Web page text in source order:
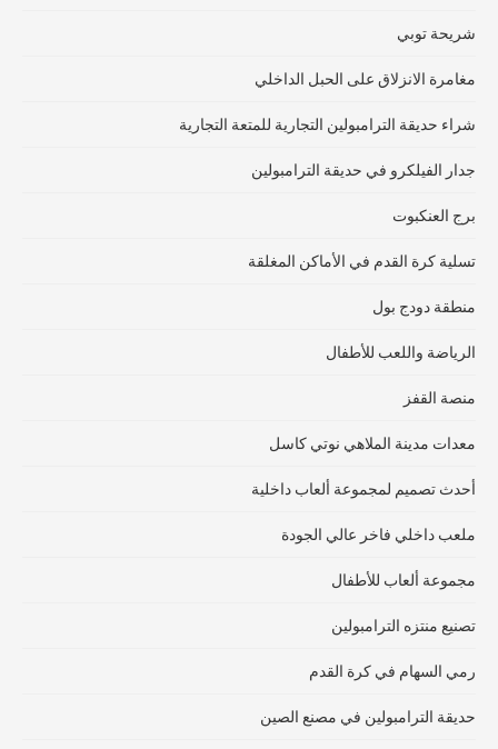
شريحة توبي
مغامرة الانزلاق على الحبل الداخلي
شراء حديقة الترامبولين التجارية للمتعة التجارية
جدار الفيلكرو في حديقة الترامبولين
برج العنكبوت
تسلية كرة القدم في الأماكن المغلقة
منطقة دودج بول
الرياضة واللعب للأطفال
منصة القفز
معدات مدينة الملاهي نوتي كاسل
أحدث تصميم لمجموعة ألعاب داخلية
ملعب داخلي فاخر عالي الجودة
مجموعة ألعاب للأطفال
تصنيع منتزه الترامبولين
رمي السهام في كرة القدم
حديقة الترامبولين في مصنع الصين